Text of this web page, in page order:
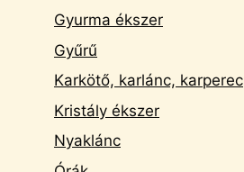
Gyurma ékszer
Gyűrű
Karkötő, karlánc, karperec
Kristály ékszer
Nyaklánc